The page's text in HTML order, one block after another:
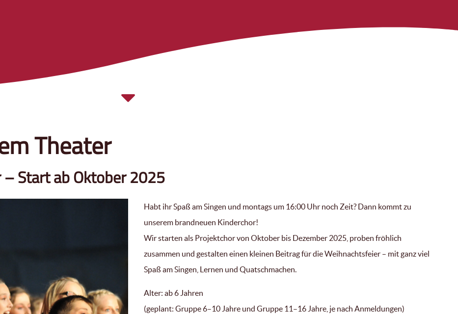
Theater
Start ab Oktober 2025
Habt ihr Spaß am Singen und montags um 16:00 Uhr noch Zeit? Dann kommt zu
unserem brandneuen Kinderchor!
Wir starten als Projektchor von Oktober bis Dezember 2025, proben fröhlich
zusammen und gestalten einen kleinen Beitrag für die Weihnachtsfeier – mit ganz viel
Spaß am Singen, Lernen und Quatschmachen.
Alter: ab 6 Jahren
(geplant: Gruppe 6–10 Jahre und Gruppe 11–16 Jahre, je nach Anmeldungen)